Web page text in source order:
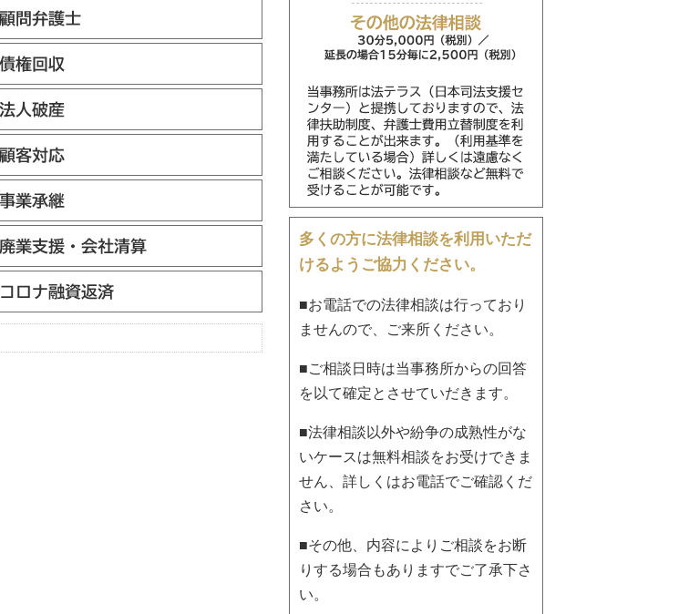
多くの方に法律相談を利用いただ
けるようご協力ください。
■お電話での法律相談は行っており
ませんので、ご来所ください。
■ご相談日時は当事務所からの回答
を以て確定とさせていだきます。
■法律相談以外や紛争の成熟性がな
いケースは無料相談をお受けできま
せん、詳しくはお電話でご確認くだ
さい。
■その他、内容によりご相談をお断
りする場合もありますでご了承下さ
い。